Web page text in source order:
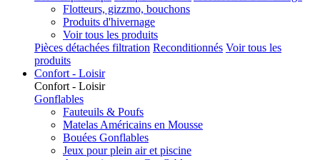
Flotteurs, gizzmo, bouchons
Produits d'hivernage
Voir tous les produits
Pièces détachées filtration Reconditionnés Voir tous les
produits
Confort - Loisir
Confort - Loisir
Gonflables
Fauteuils & Poufs
Matelas Américains en Mousse
Bouées Gonflables
Jeux pour plein air et piscine